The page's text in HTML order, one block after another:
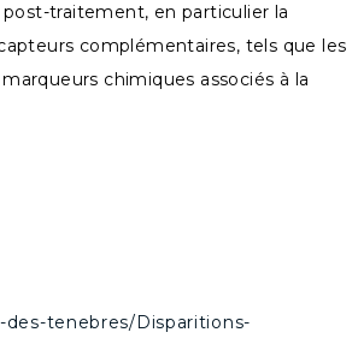
traitement, en particulier la
complémentaires, tels que les
chimiques associés à la
des-tenebres/Disparitions-